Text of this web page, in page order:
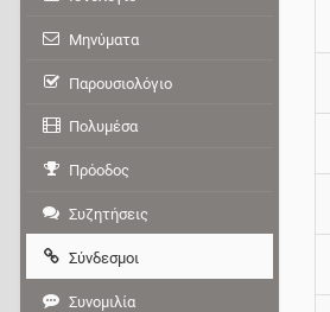
Μηνύματα
Παρουσιολόγιο
Πολυμέσα
Πρόοδος
Συζητήσεις
Σύνδεσμοι
Συνομιλία